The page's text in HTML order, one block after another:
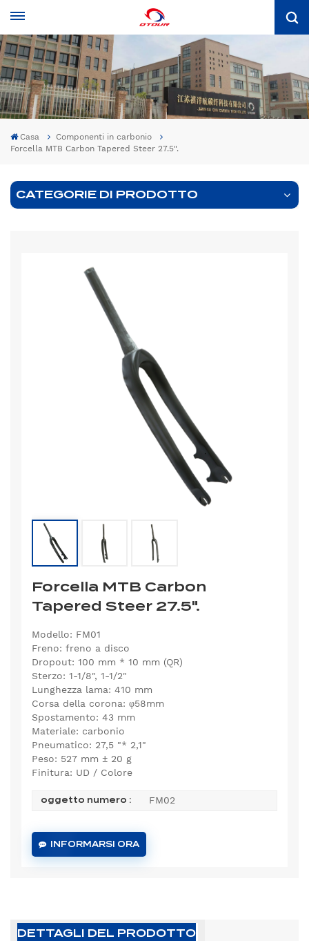
Casa
Componenti in carbonio
Forcella MTB Carbon Tapered Steer 27.5".
CATEGORIE DI PRODOTTO
Forcella MTB Carbon
Tapered Steer 27.5".
Modello: FM01
Freno: freno a disco
Dropout: 100 mm * 10 mm (QR)
Sterzo: 1-1/8", 1-1/2"
Lunghezza lama: 410 mm
Corsa della corona: φ58mm
Spostamento: 43 mm
Materiale: carbonio
Pneumatico: 27,5 "* 2,1"
Peso: 527 mm ± 20 g
Finitura: UD / Colore
oggetto numero : FM02
INFORMARSI ORA
DETTAGLI DEL PRODOTTO